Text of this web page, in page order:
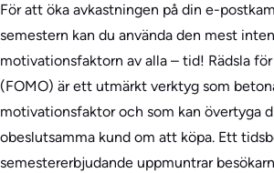
För att öka avkastningen på din e-
semestern kan du använda den mest
motivationsfaktorn av alla – tid! Rädsla
(FOMO) är ett utmärkt verktyg som
motivationsfaktor och som kan övertyga
obeslutsamma kund om att köpa. Ett
semestererbjudande uppmuntrar